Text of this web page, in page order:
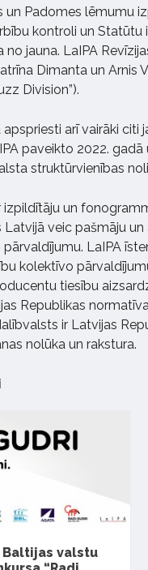
un Padomes lēmumu
kontroli un Statūtu
no jauna. LaIPA
Dimanta un Arnis
Division”).
arī vairāki citi
paveikto 2022.
struktūrvienības
izpildītāju un
Latvijā veic pašmāju
LaIPA
kolektīvo
tiesību
Republikas
ir Latvijas
nolūka un rakstura.
valstu